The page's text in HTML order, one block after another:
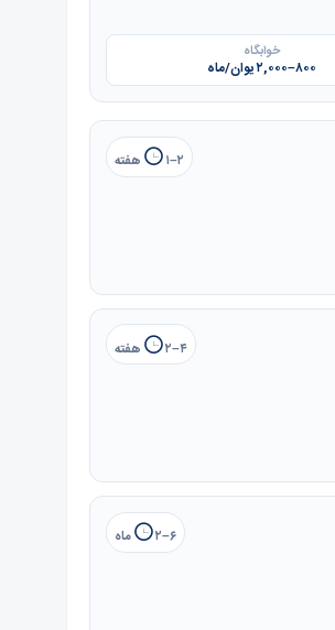
خوابگاه
۸۰۰–۲,۰۰۰ یوان/ماه
۱–۲ هفته
۲–۴ هفته
۲–۶ ماه